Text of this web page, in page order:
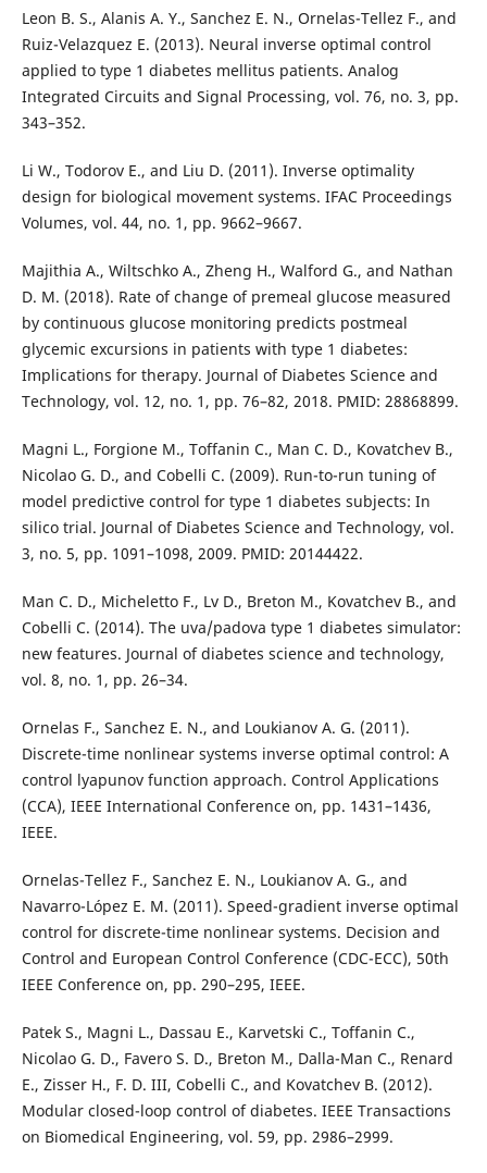
Leon B. S., Alanis A. Y., Sanchez E. N., Ornelas-Tellez F., and
Ruiz-Velazquez E. (2013). Neural inverse optimal control
applied to type 1 diabetes mellitus patients. Analog
Integrated Circuits and Signal Processing, vol. 76, no. 3, pp.
343–352.
Li W., Todorov E., and Liu D. (2011). Inverse optimality
design for biological movement systems. IFAC Proceedings
Volumes, vol. 44, no. 1, pp. 9662–9667.
Majithia A., Wiltschko A., Zheng H., Walford G., and Nathan
D. M. (2018). Rate of change of premeal glucose measured
by continuous glucose monitoring predicts postmeal
glycemic excursions in patients with type 1 diabetes:
Implications for therapy. Journal of Diabetes Science and
Technology, vol. 12, no. 1, pp. 76–82, 2018. PMID: 28868899.
Magni L., Forgione M., Toffanin C., Man C. D., Kovatchev B.,
Nicolao G. D., and Cobelli C. (2009). Run-to-run tuning of
model predictive control for type 1 diabetes subjects: In
silico trial. Journal of Diabetes Science and Technology, vol.
3, no. 5, pp. 1091–1098, 2009. PMID: 20144422.
Man C. D., Micheletto F., Lv D., Breton M., Kovatchev B., and
Cobelli C. (2014). The uva/padova type 1 diabetes simulator:
new features. Journal of diabetes science and technology,
vol. 8, no. 1, pp. 26–34.
Ornelas F., Sanchez E. N., and Loukianov A. G. (2011).
Discrete-time nonlinear systems inverse optimal control: A
control lyapunov function approach. Control Applications
(CCA), IEEE International Conference on, pp. 1431–1436,
IEEE.
Ornelas-Tellez F., Sanchez E. N., Loukianov A. G., and
Navarro-López E. M. (2011). Speed-gradient inverse optimal
control for discrete-time nonlinear systems. Decision and
Control and European Control Conference (CDC-ECC), 50th
IEEE Conference on, pp. 290–295, IEEE.
Patek S., Magni L., Dassau E., Karvetski C., Toffanin C.,
Nicolao G. D., Favero S. D., Breton M., Dalla-Man C., Renard
E., Zisser H., F. D. III, Cobelli C., and Kovatchev B. (2012).
Modular closed-loop control of diabetes. IEEE Transactions
on Biomedical Engineering, vol. 59, pp. 2986–2999.